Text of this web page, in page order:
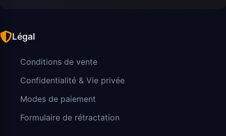
Légal
Conditions de vente
Confidentialité & Vie privée
Modes de paiement
Formulaire de rétractation